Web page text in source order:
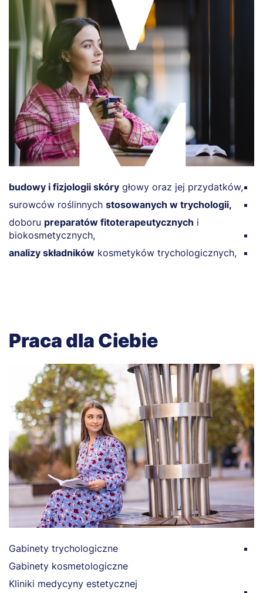
budowy i fizjologii skóry głowy oraz jej przydatków,
surowców roślinnych stosowanych w trychologii,
doboru preparatów fitoterapeutycznych i
biokosmetycznych,
analizy składników kosmetyków trychologicznych,
Praca dla Ciebie
Gabinety trychologiczne
Gabinety kosmetologiczne
Kliniki medycyny estetycznej